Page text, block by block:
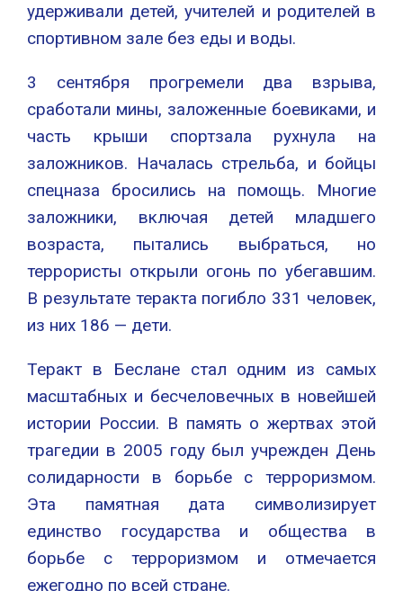
удерживали детей, учителей и родителей в
спортивном зале без еды и воды.
3 сентября прогремели два взрыва,
сработали мины, заложенные боевиками, и
часть крыши спортзала рухнула на
заложников. Началась стрельба, и бойцы
спецназа бросились на помощь. Многие
заложники, включая детей младшего
возраста, пытались выбраться, но
террористы открыли огонь по убегавшим.
В результате теракта погибло 331 человек,
из них 186 — дети.
Теракт в Беслане стал одним из самых
масштабных и бесчеловечных в новейшей
истории России. В память о жертвах этой
трагедии в 2005 году был учрежден День
солидарности в борьбе с терроризмом.
Эта памятная дата символизирует
единство государства и общества в
борьбе с терроризмом и отмечается
ежегодно по всей стране.